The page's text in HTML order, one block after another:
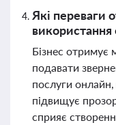
Які переваги
Бізнес отримує
подавати
послуги
підвищує
сприяє